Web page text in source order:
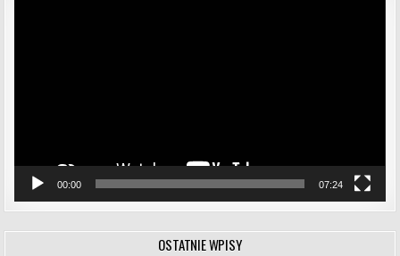
00:00 07:24
OSTATNIE WPISY